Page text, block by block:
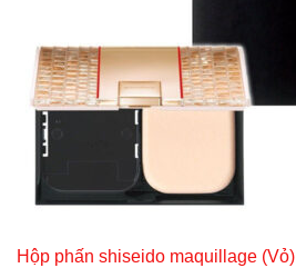
Hộp phấn shiseido maquillage (Vỏ)